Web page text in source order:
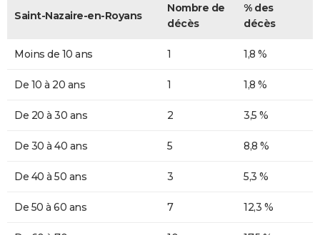
Saint-Nazaire-en-Royans
Nombre de
décès
% des
décès
Moins de 10 ans 1 1,8 %
De 10 à 20 ans 1 1,8 %
De 20 à 30 ans 2 3,5 %
De 30 à 40 ans 5 8,8 %
De 40 à 50 ans 3 5,3 %
De 50 à 60 ans 7 12,3 %